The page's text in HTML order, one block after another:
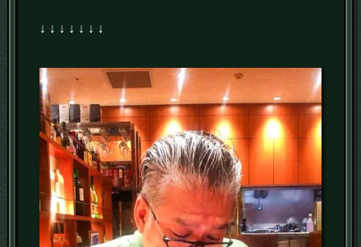
↓ ↓ ↓ ↓ ↓ ↓ ↓